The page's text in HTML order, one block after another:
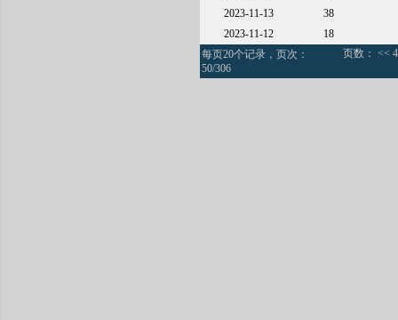
2023-11-13
38
2023-11-12
18
每页20个记录，页次：
50/306
页数： <<